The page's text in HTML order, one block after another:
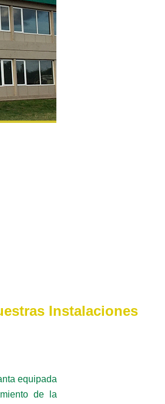
Instalaciones
equipada
de la